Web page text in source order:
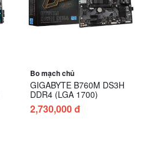
Bo mạch chủ
GIGABYTE B760M DS3H
DDR4 (LGA 1700)
2,730,000 đ